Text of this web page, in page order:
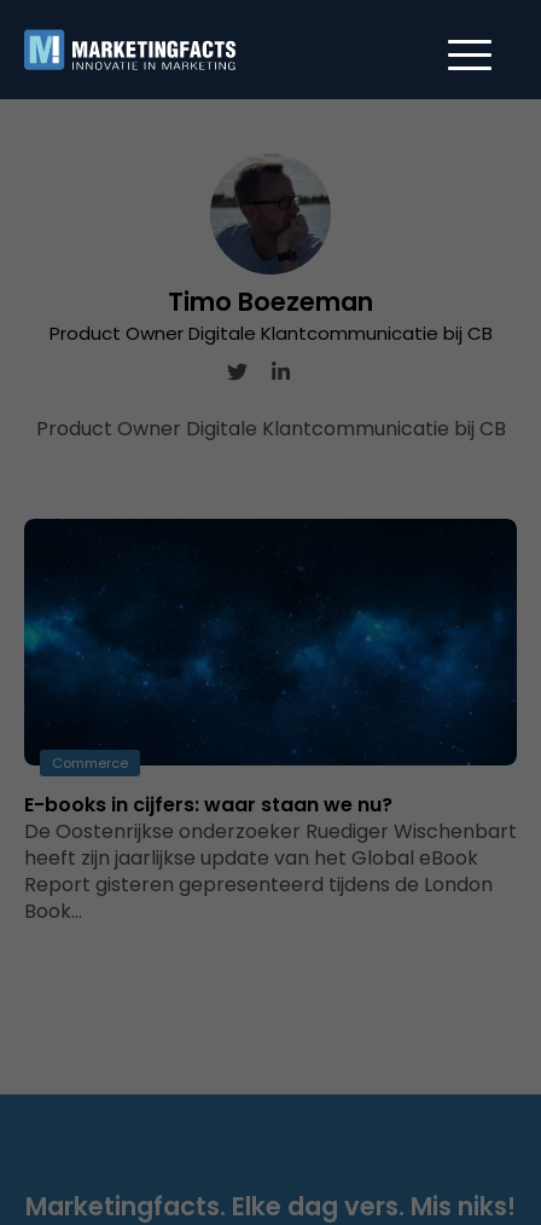
Timo Boezeman
Product Owner Digitale Klantcommunicatie bij CB
Product Owner Digitale Klantcommunicatie bij CB
Commerce
E-books in cijfers: waar staan we nu?
De Oostenrijkse onderzoeker Ruediger Wischenbart
heeft zijn jaarlijkse update van het Global eBook
Report gisteren gepresenteerd tijdens de London
Book…
Marketingfacts. Elke dag vers. Mis niks!